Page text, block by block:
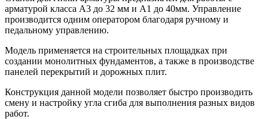
арматурой класса А3 до 32 мм и А1 до 40мм. Управление
производится одним оператором благодаря ручному и
педальному управлению.
Модель применяется на строительных площадках при
создании монолитных фундаментов, а также в производстве
панелей перекрытий и дорожных плит.
Конструкция данной модели позволяет быстро производить
смену и настройку угла сгиба для выполнения разных видов
работ.